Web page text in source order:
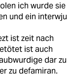
ich wurde sie
und ein interwju
ist zeit nach
ist auch
dar zu
zu defamiran.